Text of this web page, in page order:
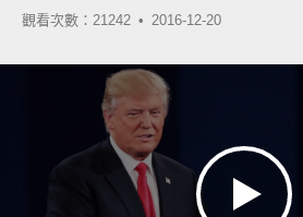
觀看次數：21242 • 2016-12-20